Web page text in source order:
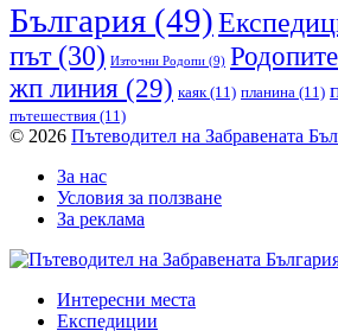
България (49)
път(30) Източни Родопи (9) Родопите
жп линия (29) каяк(11) планина (11)
пътешествия (11)
© 2026 Пътеводител на Забравената
За нас
Условия за ползване
За реклама
Интересни места
Експедиции